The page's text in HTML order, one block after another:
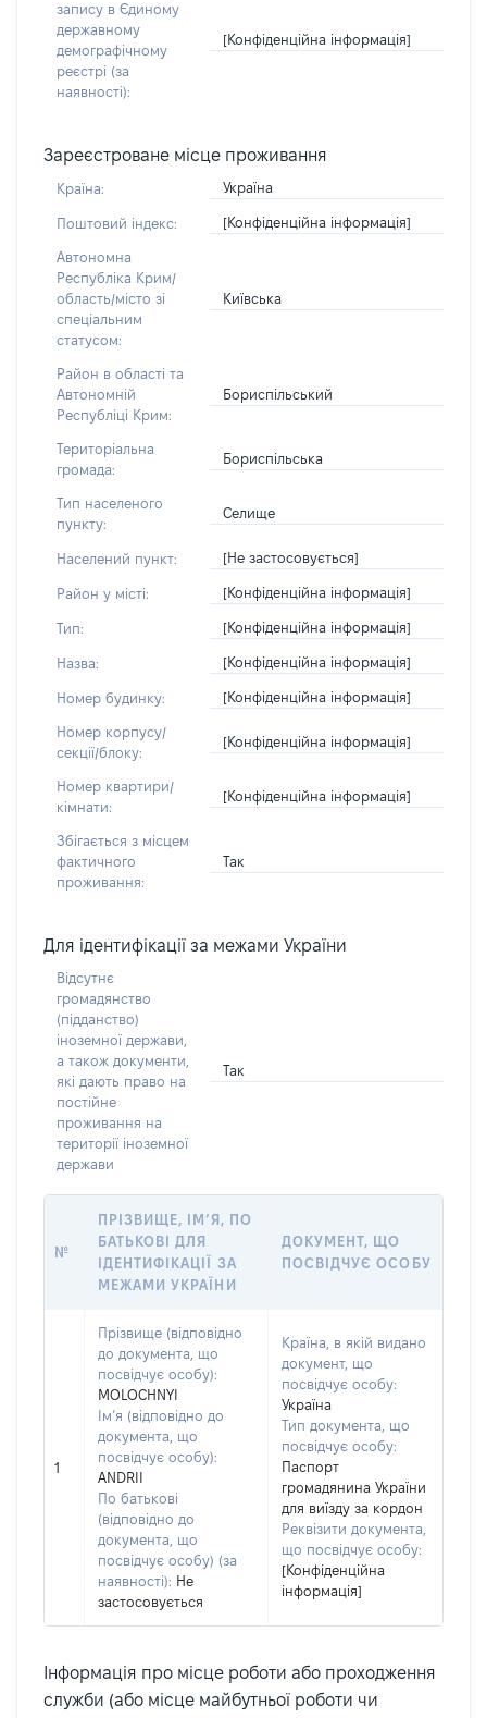
запису в Єдиному
державному
демографічному
реєстрі (за
наявності):
[Конфіденційна інформація]
Зареєстроване місце проживання
Країна: Україна
Поштовий індекс: [Конфіденційна інформація]
Автономна
Республіка Крим/
область/місто зі
спеціальним
статусом:
Київська
Район в області та
Автономній
Республіці Крим:
Бориспільський
Територіальна
громада:
Бориспільська
Тип населеного
пункту:
Селище
Населений пункт: [Не застосовується]
Район у місті: [Конфіденційна інформація]
Тип: [Конфіденційна інформація]
Назва: [Конфіденційна інформація]
Номер будинку: [Конфіденційна інформація]
Номер корпусу/
секції/блоку:
[Конфіденційна інформація]
Номер квартири/
кімнати:
[Конфіденційна інформація]
Збігається з місцем
фактичного
проживання:
Так
Для ідентифікації за межами України
Відсутнє
громадянство
(підданство)
іноземної держави,
а також документи,
які дають право на
постійне
проживання на
території іноземної
держави
Так
№
ПРІЗВИЩЕ, ІМ’Я, ПО
БАТЬКОВІ ДЛЯ
ІДЕНТИФІКАЦІЇ ЗА
МЕЖАМИ УКРАЇНИ
ДОКУМЕНТ, ЩО
ПОСВІДЧУЄ ОСОБУ
1
Прізвище (відповідно
до документа, що
посвідчує особу):
MOLOCHNYI
Ім’я (відповідно до
документа, що
посвідчує особу):
ANDRII
По батькові
(відповідно до
документа, що
посвідчує особу) (за
наявності): Не
застосовується
Країна, в якій видано
документ, що
посвідчує особу:
Україна
Тип документа, що
посвідчує особу:
Паспорт
громадянина України
для виїзду за кордон
Реквізити документа,
що посвідчує особу:
[Конфіденційна
інформація]
Інформація про місце роботи або проходження
служби (або місце майбутньої роботи чи